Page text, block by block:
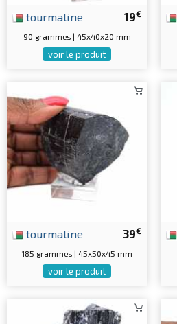
19€
tourmaline
90 grammes | 45x40x20 mm
voir le produit
39€
tourmaline
185 grammes | 45x50x45 mm
voir le produit